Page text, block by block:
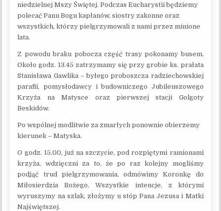
niedzielnej Mszy Świętej. Podczas Eucharystii będziemy
polecać Panu Bogu kapłanów, siostry zakonne oraz
wszystkich, którzy pielgrzymowali z nami przez minione
lata.
Z powodu braku pobocza część trasy pokonamy busem.
Około godz. 13.45 zatrzymamy się przy grobie ks. prałata
Stanisława Gawlika – byłego proboszcza radziechowskiej
parafii, pomysłodawcy i budowniczego Jubileuszowego
Krzyża na Matysce oraz pierwszej stacji Golgoty
Beskidów.
Po wspólnej modlitwie za zmarłych ponownie obierzemy
kierunek – Matyska.
O godz. 15.00, już na szczycie, pod rozpiętymi ramionami
krzyża, wdzięczni za to, że po raz kolejny mogliśmy
podjąć trud pielgrzymowania, odmówimy Koronkę do
Miłosierdzia Bożego. Wszystkie intencje, z którymi
wyruszymy na szlak, złożymy u stóp Pana Jezusa i Matki
Najświętszej.